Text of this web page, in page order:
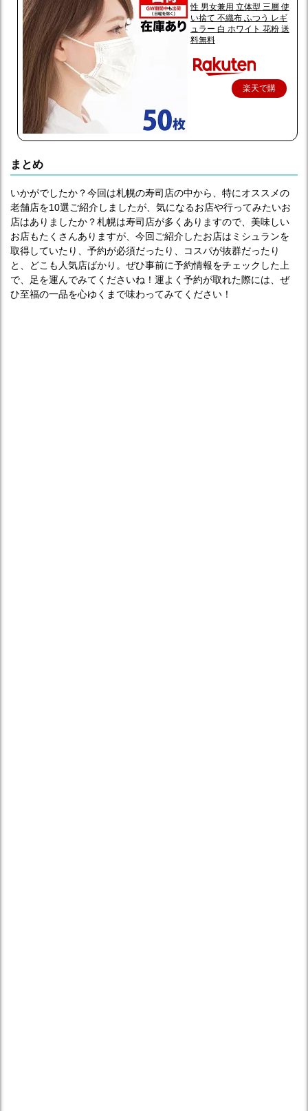
性 男女兼用 立体型 三層 使
い捨て 不織布 ふつう レギ
ュラー 白 ホワイト 花粉 送
料無料
楽天で購
まとめ
いかがでしたか？今回は札幌の寿司店の中から、特にオススメの
老舗店を10選ご紹介しましたが、気になるお店や行ってみたいお
店はありましたか？札幌は寿司店が多くありますので、美味しい
お店もたくさんありますが、今回ご紹介したお店はミシュランを
取得していたり、予約が必須だったり、コスパが抜群だったり
と、どこも人気店ばかり。ぜひ事前に予約情報をチェックした上
で、足を運んでみてくださいね！運よく予約が取れた際には、ぜ
ひ至福の一品を心ゆくまで味わってみてください！